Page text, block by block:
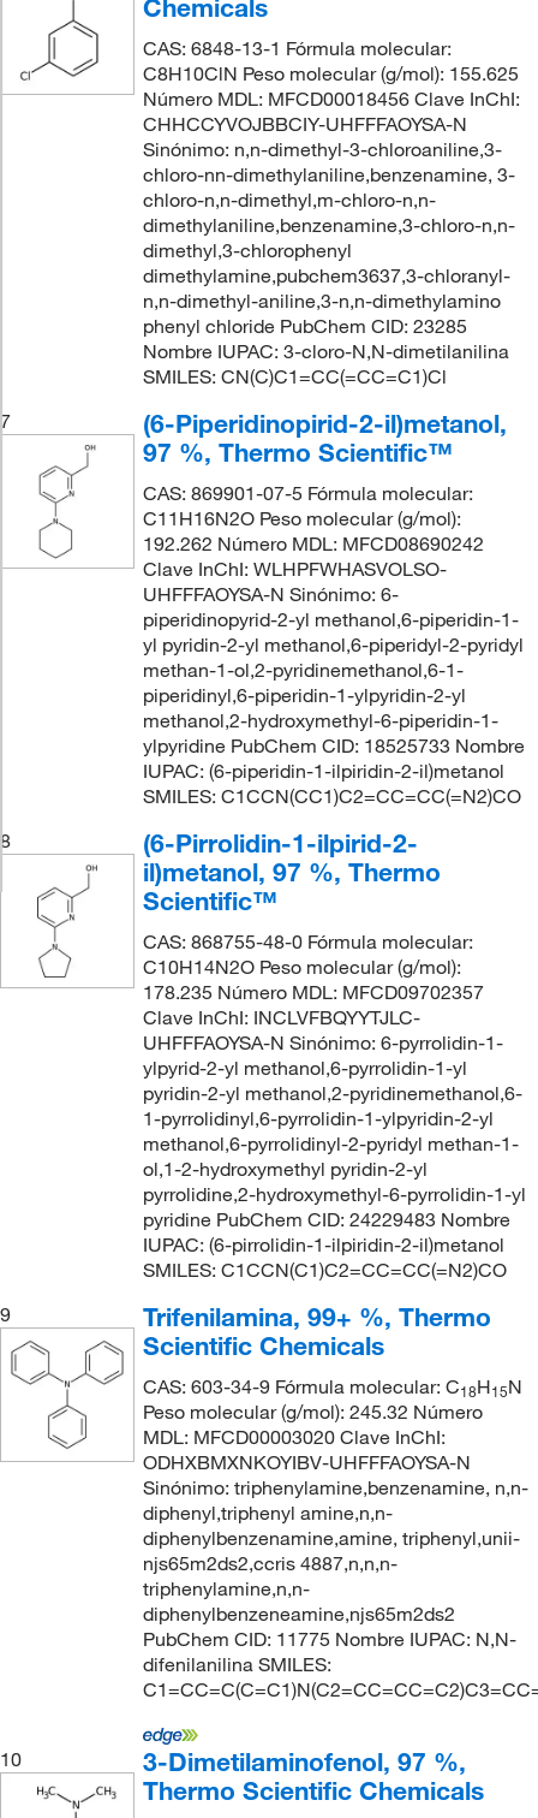
Chemicals
CAS: 6848-13-1 Fórmula molecular:
C8H10ClN Peso molecular (g/mol): 155.625
Número MDL: MFCD00018456 Clave InChI:
CHHCCYVOJBBCIY-UHFFFAOYSA-N
Sinónimo: n,n-dimethyl-3-chloroaniline,3-
chloro-nn-dimethylaniline,benzenamine, 3-
chloro-n,n-dimethyl,m-chloro-n,n-
dimethylaniline,benzenamine,3-chloro-n,n-
dimethyl,3-chlorophenyl
dimethylamine,pubchem3637,3-chloranyl-
n,n-dimethyl-aniline,3-n,n-dimethylamino
phenyl chloride PubChem CID: 23285
Nombre IUPAC: 3-cloro-N,N-dimetilanilina
SMILES: CN(C)C1=CC(=CC=C1)Cl
7
(6-Piperidinopirid-2-il)metanol,
97 %, Thermo Scientific™
CAS: 869901-07-5 Fórmula molecular:
C11H16N2O Peso molecular (g/mol):
192.262 Número MDL: MFCD08690242
Clave InChI: WLHPFWHASVOLSO-
UHFFFAOYSA-N Sinónimo: 6-
piperidinopyrid-2-yl methanol,6-piperidin-1-
yl pyridin-2-yl methanol,6-piperidyl-2-pyridyl
methan-1-ol,2-pyridinemethanol,6-1-
piperidinyl,6-piperidin-1-ylpyridin-2-yl
methanol,2-hydroxymethyl-6-piperidin-1-
ylpyridine PubChem CID: 18525733 Nombre
IUPAC: (6-piperidin-1-ilpiridin-2-il)metanol
SMILES: C1CCN(CC1)C2=CC=CC(=N2)CO
8
(6-Pirrolidin-1-ilpirid-2-
il)metanol, 97 %, Thermo
Scientific™
CAS: 868755-48-0 Fórmula molecular:
C10H14N2O Peso molecular (g/mol):
178.235 Número MDL: MFCD09702357
Clave InChI: INCLVFBQYYTJLC-
UHFFFAOYSA-N Sinónimo: 6-pyrrolidin-1-
ylpyrid-2-yl methanol,6-pyrrolidin-1-yl
pyridin-2-yl methanol,2-pyridinemethanol,6-
1-pyrrolidinyl,6-pyrrolidin-1-ylpyridin-2-yl
methanol,6-pyrrolidinyl-2-pyridyl methan-1-
ol,1-2-hydroxymethyl pyridin-2-yl
pyrrolidine,2-hydroxymethyl-6-pyrrolidin-1-yl
pyridine PubChem CID: 24229483 Nombre
IUPAC: (6-pirrolidin-1-ilpiridin-2-il)metanol
SMILES: C1CCN(C1)C2=CC=CC(=N2)CO
9
Trifenilamina, 99+ %, Thermo
Scientific Chemicals
CAS: 603-34-9 Fórmula molecular: C18H15N
Peso molecular (g/mol): 245.32 Número
MDL: MFCD00003020 Clave InChI:
ODHXBMXNKOYIBV-UHFFFAOYSA-N
Sinónimo: triphenylamine,benzenamine, n,n-
diphenyl,triphenyl amine,n,n-
diphenylbenzenamine,amine, triphenyl,unii-
njs65m2ds2,ccris 4887,n,n,n-
triphenylamine,n,n-
diphenylbenzeneamine,njs65m2ds2
PubChem CID: 11775 Nombre IUPAC: N,N-
difenilanilina SMILES:
10
3-Dimetilaminofenol, 97 %,
Thermo Scientific Chemicals